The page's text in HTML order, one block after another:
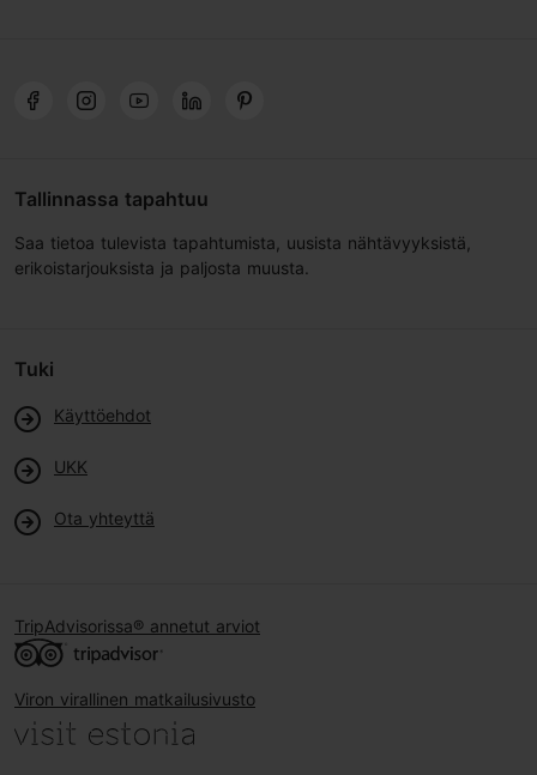
Tallinnassa tapahtuu
Saa tietoa tulevista tapahtumista, uusista nähtävyyksistä,
erikoistarjouksista ja paljosta muusta.
Tuki
Käyttöehdot
UKK
Ota yhteyttä
TripAdvisorissa® annetut arviot
Viron virallinen matkailusivusto